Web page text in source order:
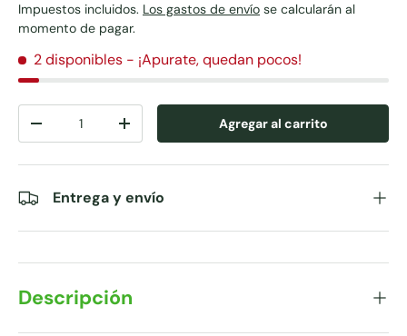
Impuestos incluidos. Los gastos de envío se calcularán al
momento de pagar.
2 disponibles - ¡Apurate, quedan pocos!
-
+ Agregar al carrito
Entrega y envío
Descripción